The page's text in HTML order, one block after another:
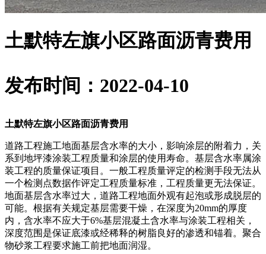
土默特左旗小区路面沥青费用
发布时间：2022-04-10
土默特左旗小区路面沥青费用
道路工程施工地面基层含水率的大小，影响涂层的附着力，关
系到地坪漆涂装工程质量和涂层的使用寿命。基层含水率属涂
装工程的质量保证项目。一般工程质量评定的检测手段无法从
一个检测点数据作评定工程质量标准，工程质量更无法保证。
地面基层含水率过大，道路工程地面外观有起泡或形成脱层的
可能。根据有关规定基层需要干燥，在深度为20mm的厚度
内，含水率不应大于6%基层混凝土含水率与涂装工程相关，
深度范围是保证底漆或经稀释的树脂良好的渗透和锚着。聚合
物砂浆工程要求施工前把地面润湿。